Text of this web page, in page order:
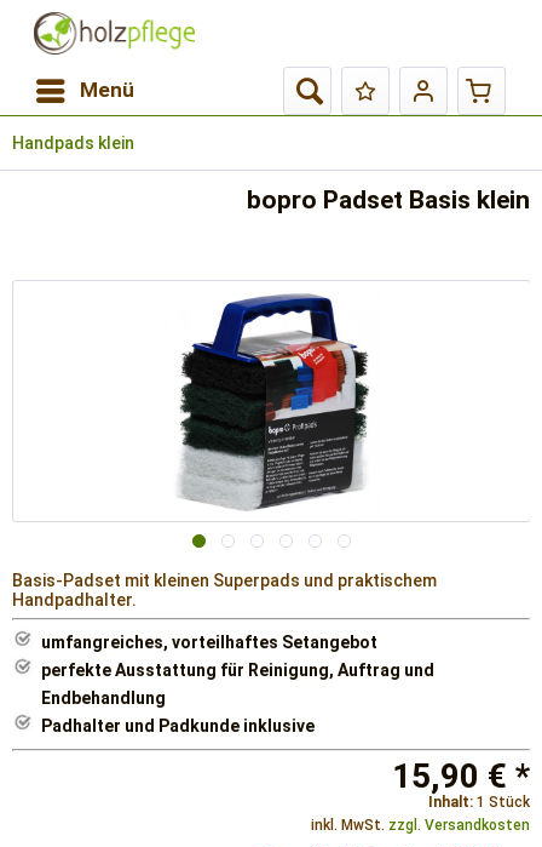
Menü
Handpads klein
bopro Padset Basis klein
Basis-Padset mit kleinen Superpads und praktischem
Handpadhalter.
umfangreiches, vorteilhaftes Setangebot
perfekte Ausstattung für Reinigung, Auftrag und
Endbehandlung
Padhalter und Padkunde inklusive
15,90 € *
Inhalt: 1 Stück
inkl. MwSt. zzgl. Versandkosten